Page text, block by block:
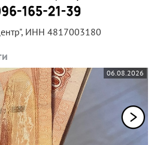
ИНН 4817003180
06.08.2026